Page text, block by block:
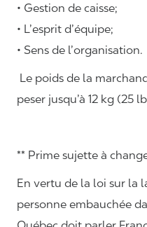
• Gestion de caisse;
• L’esprit d’équipe;
• Sens de l’organisation.
Le poids de la
peser jusqu’à 12 kg (25
** Prime sujette à
En vertu de la loi sur la
personne embauchée